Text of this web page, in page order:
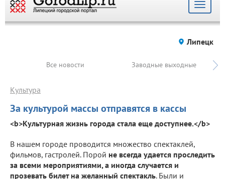
Toggle
Липецк
Все новости Заводные выходные
За культурой массы отправятся в кассы
Культура
<b>Культурная жизнь города стала еще доступнее.</b>
В нашем городе проводится множество спектаклей,
фильмов, гастролей. Порой не всегда удается проследить
за всеми мероприятиями, а иногда случается и
прозевать билет на желанный спектакль. Были и